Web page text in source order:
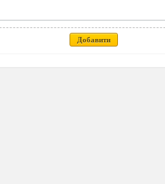
Добавити